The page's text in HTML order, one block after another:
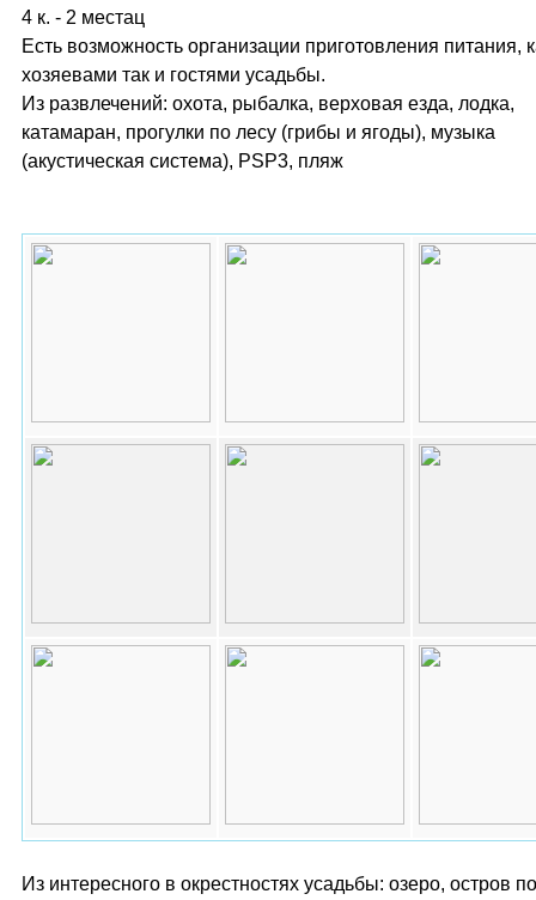
4 к. - 2 местац
Есть возможность организации приготовления питания,
хозяевами так и гостями усадьбы.
Из развлечений: охота, рыбалка, верховая езда, лодка,
катамаран, прогулки по лесу (грибы и ягоды), музыка
(акустическая система), PSP3, пляж
Из интересного в окрестностях усадьбы: озеро, остров по